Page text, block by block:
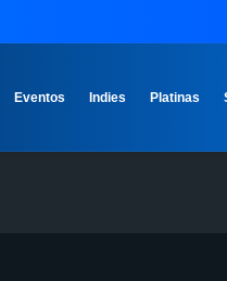
Eventos Indies Platinas